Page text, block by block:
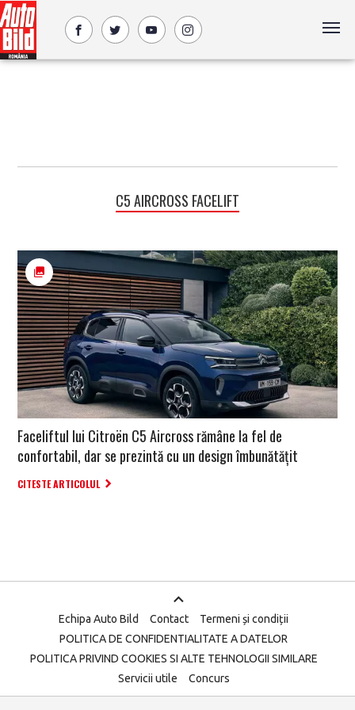
C5 AIRCROSS FACELIFT
Faceliftul lui Citroën C5 Aircross rămâne la fel de
confortabil, dar se prezintă cu un design îmbunătățit
CITESTE ARTICOLUL
Echipa Auto Bild Contact
Termeni și condiții
POLITICA DE CONFIDENTIALITATE A DATELOR
POLITICA PRIVIND COOKIES SI ALTE TEHNOLOGII SIMILARE
Servicii utile
Concurs